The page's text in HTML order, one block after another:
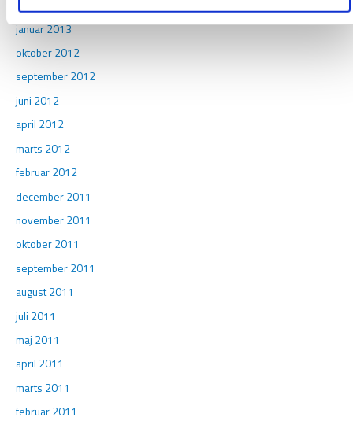
januar 2013
oktober 2012
september 2012
juni 2012
april 2012
marts 2012
februar 2012
december 2011
november 2011
oktober 2011
september 2011
august 2011
juli 2011
maj 2011
april 2011
marts 2011
februar 2011